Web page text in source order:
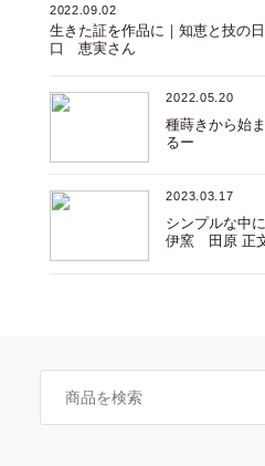
2022.09.02
生きた証を作品に｜知恵と技
口 恵実さん
2022.05.20
種蒔きから始
るー
2023.03.17
シンプルな中
伊窯 田原 正